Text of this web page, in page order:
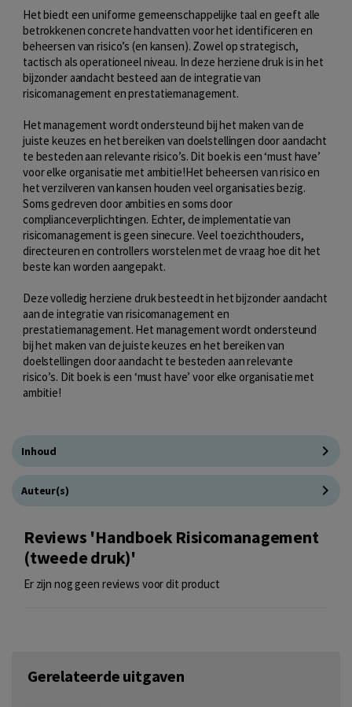
Het biedt een uniforme gemeenschappelijke taal en geeft alle
betrokkenen concrete handvatten voor het identificeren en
beheersen van risico’s (en kansen). Zowel op strategisch,
tactisch als operationeel niveau. In deze herziene druk is in het
bijzonder aandacht besteed aan de integratie van
risicomanagement en prestatiemanagement.
Het management wordt ondersteund bij het maken van de
juiste keuzes en het bereiken van doelstellingen door aandacht
te besteden aan relevante risico’s. Dit boek is een ‘must have’
voor elke organisatie met ambitie!Het beheersen van risico en
het verzilveren van kansen houden veel organisaties bezig.
Soms gedreven door ambities en soms door
complianceverplichtingen. Echter, de implementatie van
risicomanagement is geen sinecure. Veel toezichthouders,
directeuren en controllers worstelen met de vraag hoe dit het
beste kan worden aangepakt.
Deze volledig herziene druk besteedt in het bijzonder aandacht
aan de integratie van risicomanagement en
prestatiemanagement. Het management wordt ondersteund
bij het maken van de juiste keuzes en het bereiken van
doelstellingen door aandacht te besteden aan relevante
risico’s. Dit boek is een ‘must have’ voor elke organisatie met
ambitie!
Inhoud
Auteur(s)
Reviews 'Handboek Risicomanagement
(tweede druk)'
Er zijn nog geen reviews voor dit product
Gerelateerde uitgaven